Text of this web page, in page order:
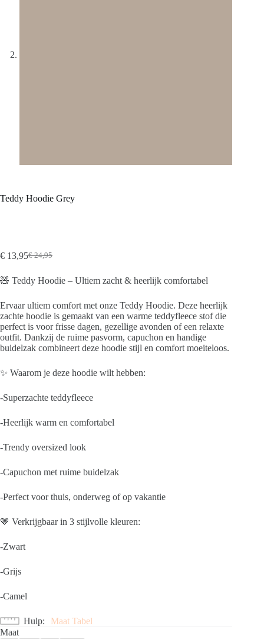
Teddy Hoodie Grey
€24,95
Oorspronkelijke
was:
€ 13,95Huidige
is:
🧸 Teddy Hoodie – Ultiem zacht & heerlijk comfortabel
Ervaar ultiem comfort met onze Teddy Hoodie. Deze heerlijk
zachte hoodie is gemaakt van een warme teddyfleece stof die
perfect is voor frisse dagen, gezellige avonden of een relaxte
outfit. Dankzij de ruime pasvorm, capuchon en handige
buidelzak combineert deze hoodie stijl en comfort moeiteloos.
✨ Waarom je deze hoodie wilt hebben:
-Superzachte teddyfleece
-Heerlijk warm en comfortabel
-Trendy oversized look
-Capuchon met ruime buidelzak
-Perfect voor thuis, onderweg of op vakantie
🤎 Verkrijgbaar in 3 stijlvolle kleuren:
-Zwart
-Grijs
-Camel
Hulp
Maat Tabel
Maat